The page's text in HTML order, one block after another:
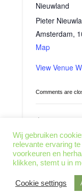
Nieuwland
Pieter
Amsterdam,
Map
View Venue
Comments are
puede. Siete
Barcelona
Wij gebruiken
relevante ervaring
voorkeuren en
klikken, stemt u in
Cookie settings